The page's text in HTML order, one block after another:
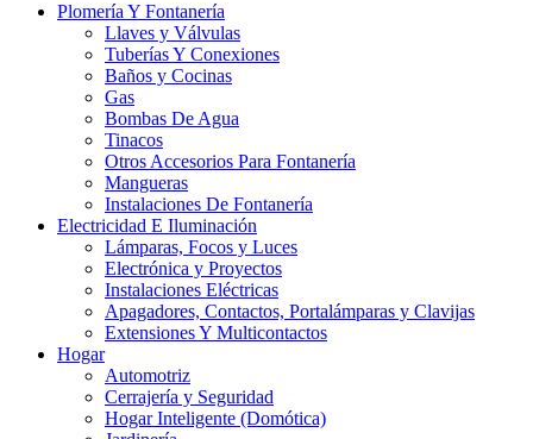
Plomería Y Fontanería
Llaves y Válvulas
Tuberías Y Conexiones
Baños y Cocinas
Gas
Bombas De Agua
Tinacos
Otros Accesorios Para Fontanería
Mangueras
Instalaciones De Fontanería
Electricidad E Iluminación
Lámparas, Focos y Luces
Electrónica y Proyectos
Instalaciones Eléctricas
Apagadores, Contactos, Portalámparas y Clavijas
Extensiones Y Multicontactos
Hogar
Automotriz
Cerrajería y Seguridad
Hogar Inteligente (Domótica)